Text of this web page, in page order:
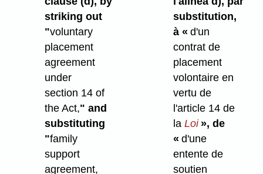
striking out
"voluntary
placement
agreement
under
section 14 of
the Act," and
substituting
"family
support
agreement,
substitution,
à «d'un
contrat de
placement
volontaire en
vertu de
l'article 14 de
laLoi», de
«d'une
entente de
soutien